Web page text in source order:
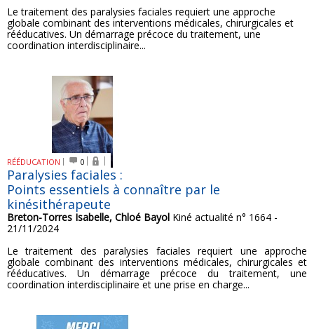
Le traitement des paralysies faciales requiert une approche
globale combinant des interventions médicales, chirurgicales et
rééducatives. Un démarrage précoce du traitement, une
coordination interdisciplinaire...
RÉÉDUCATION 0
Paralysies faciales :
Points essentiels à connaître par le
kinésithérapeute
Breton-Torres Isabelle, Chloé Bayol Kiné actualité n° 1664 -
21/11/2024
Le traitement des paralysies faciales requiert une approche
globale combinant des interventions médicales, chirurgicales et
rééducatives. Un démarrage précoce du traitement, une
coordination interdisciplinaire et une prise en charge...